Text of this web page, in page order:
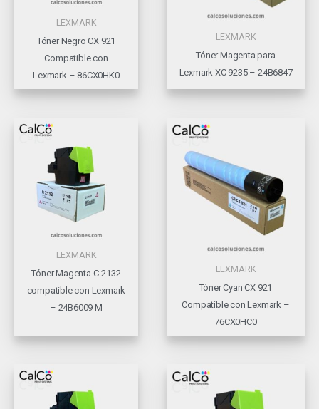
LEXMARK
Tóner Negro CX 921
Compatible con
Lexmark – 86CX0HK0
LEXMARK
Tóner Magenta para
Lexmark XC 9235 – 24B6847
LEXMARK
Tóner Magenta C-2132
compatible con Lexmark
– 24B6009 M
LEXMARK
Tóner Cyan CX 921
Compatible con Lexmark –
76CX0HC0